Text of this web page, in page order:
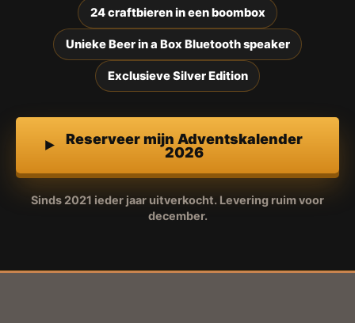
24 craftbieren in een boombox
Unieke Beer in a Box Bluetooth speaker
Exclusieve Silver Edition
Reserveer mijn Adventskalender
2026
Sinds 2021 ieder jaar uitverkocht. Levering ruim voor
december.